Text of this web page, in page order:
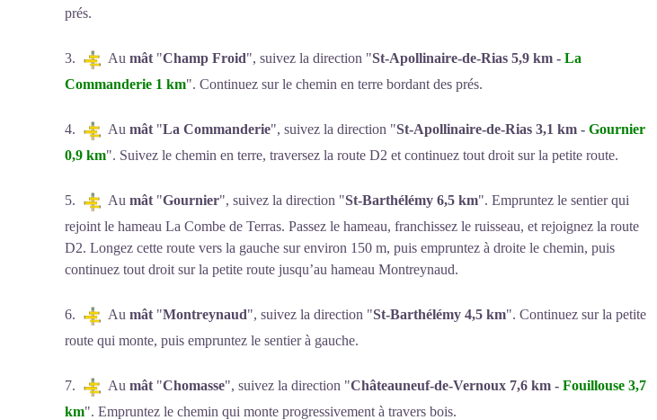
prés.
3. Au mât "Champ Froid", suivez la direction "St-Apollinaire-de-Rias 5,9 km - La
Commanderie 1 km". Continuez sur le chemin en terre bordant des prés.
4. Au mât "La Commanderie", suivez la direction "St-Apollinaire-de-Rias 3,1 km - Gournier
0,9 km". Suivez le chemin en terre, traversez la route D2 et continuez tout droit sur la petite route.
5. Au mât "Gournier", suivez la direction "St-Barthélémy 6,5 km". Empruntez le sentier qui
rejoint le hameau La Combe de Terras. Passez le hameau, franchissez le ruisseau, et rejoignez la route
D2. Longez cette route vers la gauche sur environ 150 m, puis empruntez à droite le chemin, puis
continuez tout droit sur la petite route jusqu’au hameau Montreynaud.
6. Au mât "Montreynaud", suivez la direction "St-Barthélémy 4,5 km". Continuez sur la petite
route qui monte, puis empruntez le sentier à gauche.
7. Au mât "Chomasse", suivez la direction "Châteauneuf-de-Vernoux 7,6 km - Fouillouse 3,7
km". Empruntez le chemin qui monte progressivement à travers bois.